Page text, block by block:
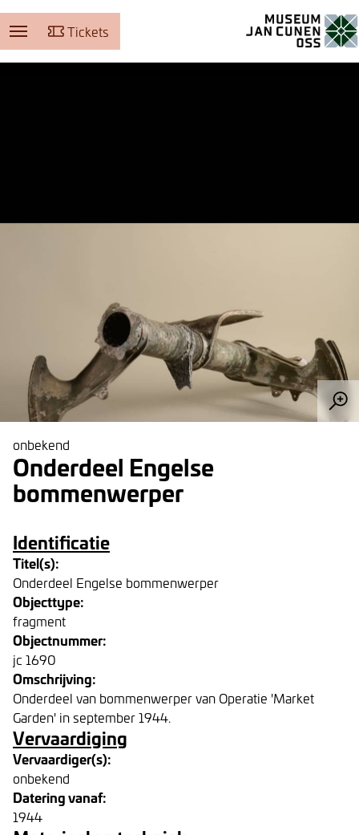
Tickets
onbekend
Onderdeel Engelse
bommenwerper
Identificatie
Titel(s):
Onderdeel Engelse bommenwerper
Objecttype:
fragment
Objectnummer:
jc 1690
Omschrijving:
Onderdeel van bommenwerper van Operatie 'Market
Garden' in september 1944.
Vervaardiging
Vervaardiger(s):
onbekend
Datering vanaf:
1944